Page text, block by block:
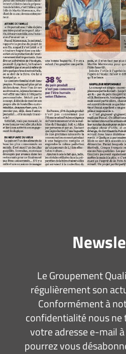
Le Groupement
régulièrement son
Conformément à
confidentialité nous
votre adresse e-mail
pourrez vous